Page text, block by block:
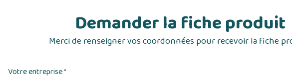
Demander la fiche produit
Merci de renseigner vos coordonnées pour recevoir la fiche
Votre entreprise*